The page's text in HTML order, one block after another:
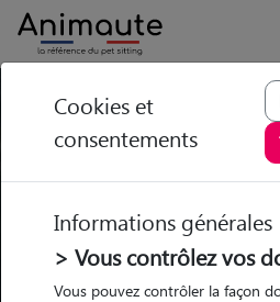
Trouvez votre
Garde
chez le Pet Sitter
Garde
chez le Pet Sitter
Cookies et
consentements
Informations générales
> Vous contrôlez vos
Vous pouvez contrôler la façon